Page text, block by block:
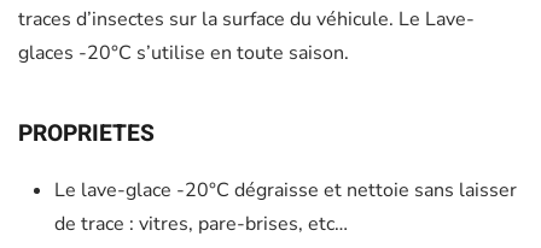
traces d’insectes sur la surface du véhicule. Le Lave-
glaces -20°C s’utilise en toute saison.
PROPRIETES
Le lave-glace -20°C dégraisse et nettoie sans laisser
de trace : vitres, pare-brises, etc…